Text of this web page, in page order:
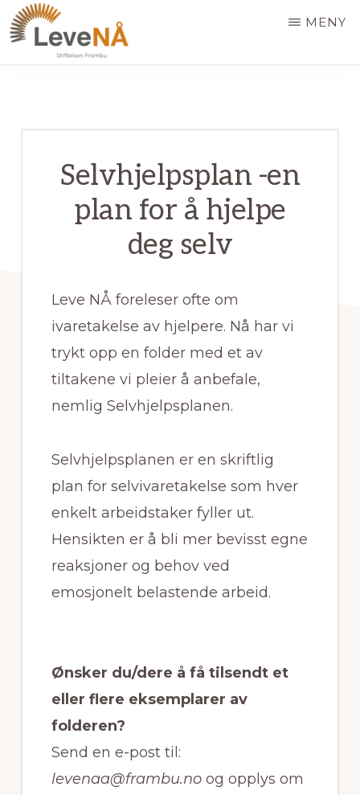
Hopp
til
hovedinnhold
MENY
Selvhjelpsplan -en
plan for å hjelpe
deg selv
Leve NÅ foreleser ofte om
ivaretakelse av hjelpere. Nå har vi
trykt opp en folder med et av
tiltakene vi pleier å anbefale,
nemlig Selvhjelpsplanen.
Selvhjelpsplanen er en skriftlig
plan for selvivaretakelse som hver
enkelt arbeidstaker fyller ut.
Hensikten er å bli mer bevisst egne
reaksjoner og behov ved
emosjonelt belastende arbeid.
Ønsker du/dere å få tilsendt et
eller flere eksemplarer av
folderen?
Send en e-post til:
levenaa@frambu.noog opplys om